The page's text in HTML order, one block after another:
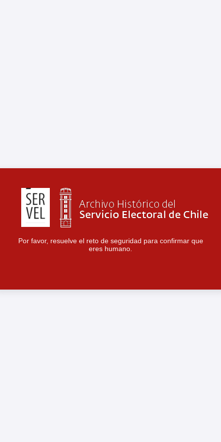
Por favor, resuelve el reto de seguridad para confirmar que
eres humano.